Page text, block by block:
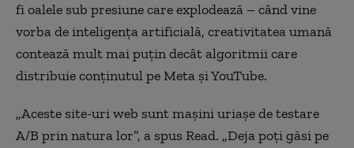
fi oalele sub presiune care explodează – când vine
vorba de inteligența artificială, creativitatea umană
contează mult mai puțin decât algoritmii care
distribuie conținutul pe Meta și YouTube.
„Aceste site-uri web sunt mașini uriașe de testare
A/B prin natura lor”, a spus Read. „Deja poți găsi pe